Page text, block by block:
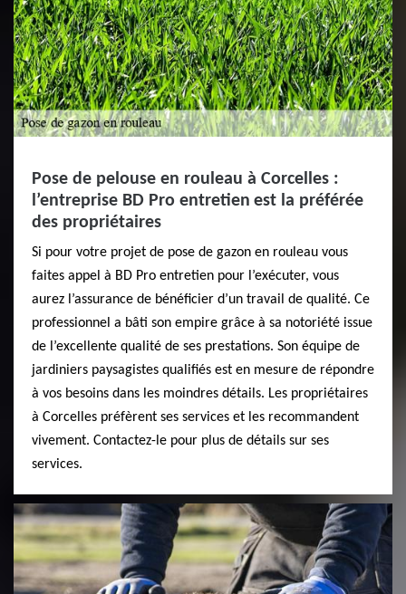
Pose de pelouse en rouleau à Corcelles :
l’entreprise BD Pro entretien est la préférée
des propriétaires
Si pour votre projet de pose de gazon en rouleau vous
faites appel à BD Pro entretien pour l’exécuter, vous
aurez l’assurance de bénéficier d’un travail de qualité. Ce
professionnel a bâti son empire grâce à sa notoriété issue
de l’excellente qualité de ses prestations. Son équipe de
jardiniers paysagistes qualifiés est en mesure de répondre
à vos besoins dans les moindres détails. Les propriétaires
à Corcelles préfèrent ses services et les recommandent
vivement. Contactez-le pour plus de détails sur ses
services.